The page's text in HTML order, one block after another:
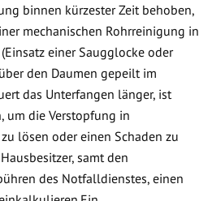
binnen kürzester Zeit behoben,
mechanischen Rohrreinigung in
einer Saugglocke oder
den Daumen gepeilt im
das Unterfangen länger, ist
um die Verstopfung in
lösen oder einen Schaden zu
samt den
des Notfalldienstes, einen